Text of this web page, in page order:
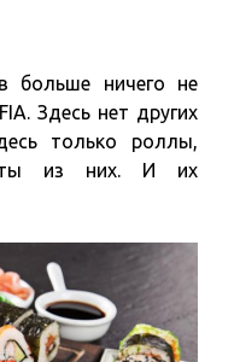
больше ничего не
Здесь нет других
только роллы,
из них. И их